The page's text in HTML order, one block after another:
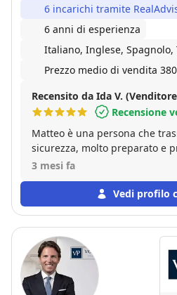
6 incarichi tramite
6 anni di esperienza
Italiano, Inglese, Spagnolo,
Prezzo medio di vendita
Recensito da Ida V.
Recensione
Matteo è una persona che
sicurezza, molto preparato e
sono mirate senza far perdere
scelta dell'abitazione.
tutto.
3 mesi fa
Vedi profilo